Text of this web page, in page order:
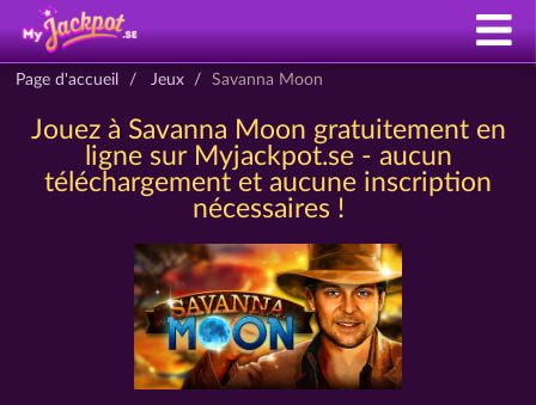
Page d'accueil Jeux Savanna Moon
Jouez à Savanna Moon gratuitement en
ligne sur Myjackpot.se - aucun
téléchargement et aucune inscription
nécessaires !